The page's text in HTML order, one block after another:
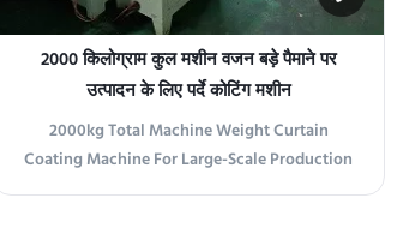
2000 किलोग्राम कुल मशीन वजन बड़े पैमाने पर
उत्पादन के लिए पर्दे कोटिंग मशीन
2000kg Total Machine Weight Curtain
Coating Machine For Large-Scale Production
Product Overview Our Curtain Coater